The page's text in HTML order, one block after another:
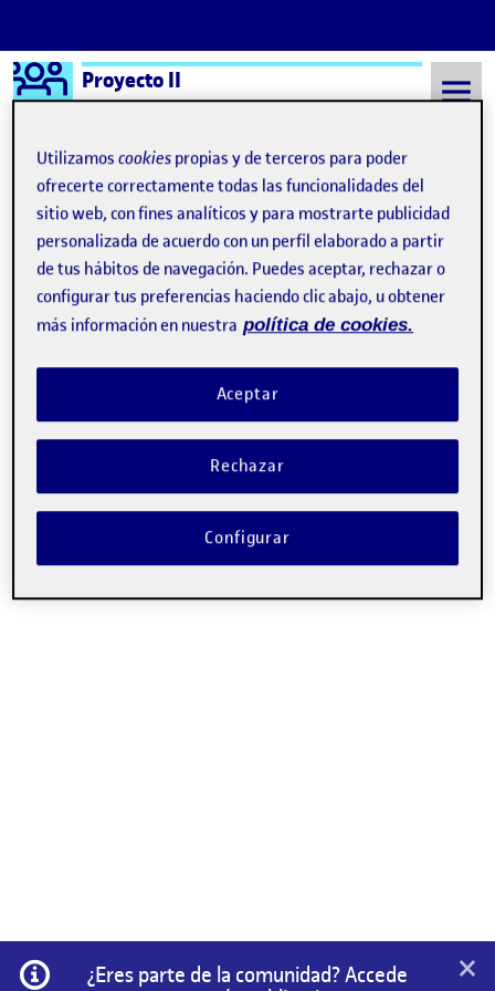
Saltar al contenido
Logo Ágora
Proyecto II
Semestre 20212 - Aula 1 Paloma García Luque
Paloma García Luque
Dosier de obra. Explorar
Publicado por
Paloma García Luque
Fecha de publicación7 junio, 2023 7:16 pm
comentario
PEC4_La relatora …
Información
¿Eres parte de la comunidad? Accede
×
Utilizamoscookies propias y de terceros para poder
ofrecerte correctamente todas las funcionalidades del
sitio web, con fines analíticos y para mostrarte publicidad
personalizada de acuerdo con un perfil elaborado a partir
de tus hábitos de navegación. Puedes aceptar, rechazar o
configurar tus preferencias haciendo clic abajo, u obtener
más información en nuestra política de cookies.
Rechazar
Aceptar
Configurar